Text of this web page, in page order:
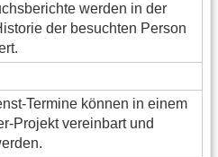
werden in der
der besuchten Person
Termine können in einem
Projekt vereinbart und